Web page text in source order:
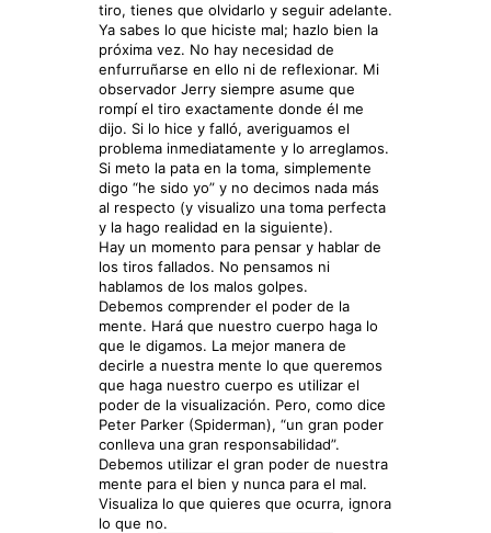
tiro, tienes que olvidarlo y seguir adelante.
Ya sabes lo que hiciste mal; hazlo bien la
próxima vez. No hay necesidad de
enfurruñarse en ello ni de reflexionar. Mi
observador Jerry siempre asume que
rompí el tiro exactamente donde él me
dijo. Si lo hice y falló, averiguamos el
problema inmediatamente y lo arreglamos.
Si meto la pata en la toma, simplemente
digo “he sido yo” y no decimos nada más
al respecto (y visualizo una toma perfecta
y la hago realidad en la siguiente).
Hay un momento para pensar y hablar de
los tiros fallados. No pensamos ni
hablamos de los malos golpes.
Debemos comprender el poder de la
mente. Hará que nuestro cuerpo haga lo
que le digamos. La mejor manera de
decirle a nuestra mente lo que queremos
que haga nuestro cuerpo es utilizar el
poder de la visualización. Pero, como dice
Peter Parker (Spiderman), “un gran poder
conlleva una gran responsabilidad”.
Debemos utilizar el gran poder de nuestra
mente para el bien y nunca para el mal.
Visualiza lo que quieres que ocurra, ignora
lo que no.